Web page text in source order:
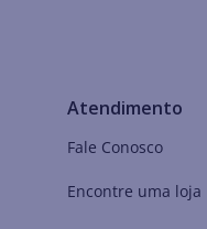
Atendimento
Fale Conosco
Encontre uma loja